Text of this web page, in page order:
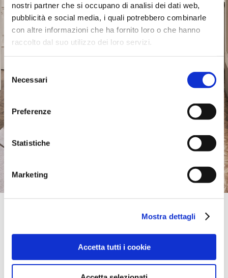
nostri partner che si occupano di analisi dei dati web,
pubblicità e social media, i quali potrebbero combinarle
con altre informazioni che ha fornito loro o che hanno
raccolto dal suo utilizzo dei loro servizi.
Selezione
delNecessari
Preferenze
Statistiche
Marketing
Mostra dettagli
Accetta tutti i cookie
Dec Arredamenti | Gargnano